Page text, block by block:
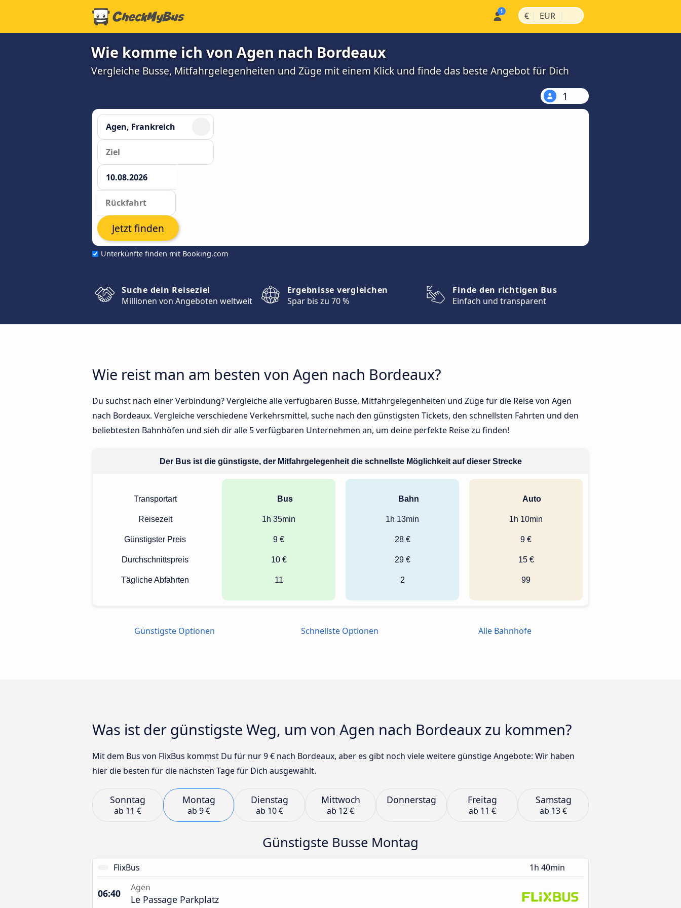
€ | EUR |
Wie komme ich von Agen nach Bordeaux
Vergleiche Busse, Mitfahrgelegenheiten und Züge mit einem Klick und finde das beste Angebot für Dich
1
Unterkünfte finden mit Booking.com
Jetzt finden
Suche dein Reiseziel
Millionen von Angeboten weltweit
Ergebnisse vergleichen
Spar bis zu 70 %
Finde den richtigen Bus
Einfach und transparent
Wie reist man am besten von Agen nach Bordeaux?
Du suchst nach einer Verbindung? Vergleiche alle verfügbaren Busse, Mitfahrgelegenheiten und Züge für die Reise von Agen
nach Bordeaux. Vergleiche verschiedene Verkehrsmittel, suche nach den günstigsten Tickets, den schnellsten Fahrten und den
beliebtesten Bahnhöfen und sieh dir alle 5 verfügbaren Unternehmen an, um deine perfekte Reise zu finden!
Der Bus ist die günstigste, der Mitfahrgelegenheit die schnellste Möglichkeit auf dieser Strecke
Transportart
Reisezeit
Günstigster Preis
Durchschnittspreis
Tägliche Abfahrten
Bus
1h 35min
9 €
10 €
11
Bahn
1h 13min
28 €
29 €
2
Auto
1h 10min
9 €
15 €
99
Günstigste Optionen Schnellste Optionen Alle Bahnhöfe
Was ist der günstigste Weg, um von Agen nach Bordeaux zu kommen?
Mit dem Bus von FlixBus kommst Du für nur 9 € nach Bordeaux, aber es gibt noch viele weitere günstige Angebote: Wir haben
hier die besten für die nächsten Tage für Dich ausgewählt.
Sonntag
ab 11 €
Montag
ab 9 €
Dienstag
ab 10 €
Mittwoch
ab 12 €
Donnerstag Freitag
ab 11 €
Samstag
ab 13 €
Günstigste Busse Montag
FlixBus 1h 40min
06:40 Agen
Le Passage Parkplatz